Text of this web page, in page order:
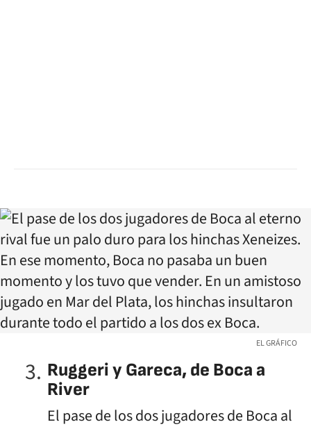
Ruggeri y Gareca, de Boca a
River
EL GRÁFICO
El pase de los dos jugadores de Boca al